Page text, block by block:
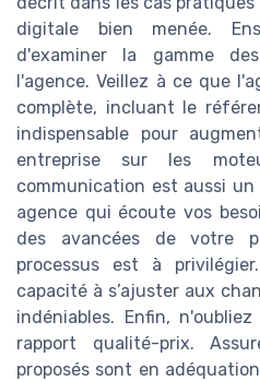
digitale bien menée.
d'examiner la gamme
l'agence. Veillez à ce que
complète, incluant le
indispensable pour
entreprise sur les
communication est aussi
agence qui écoute vos
des avancées de votre
processus est à
capacité à s’ajuster aux
indéniables. Enfin,
rapport qualité-prix.
proposés sont en